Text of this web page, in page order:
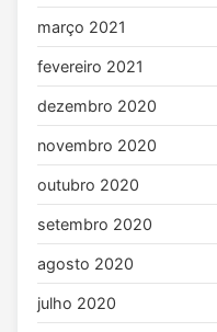
março 2021
fevereiro 2021
dezembro 2020
novembro 2020
outubro 2020
setembro 2020
agosto 2020
julho 2020